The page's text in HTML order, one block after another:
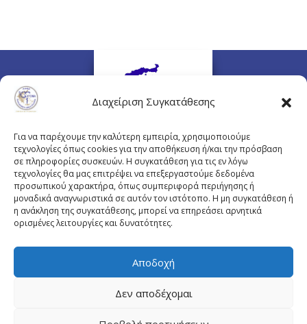
Διαχείριση Συγκατάθεσης
Για να παρέχουμε την καλύτερη εμπειρία, χρησιμοποιούμε
τεχνολογίες όπως cookies για την αποθήκευση ή/και την πρόσβαση
σε πληροφορίες συσκευών. Η συγκατάθεση για τις εν λόγω
τεχνολογίες θα μας επιτρέψει να επεξεργαστούμε δεδομένα
προσωπικού χαρακτήρα, όπως συμπεριφορά περιήγησης ή
μοναδικά αναγνωριστικά σε αυτόν τον ιστότοπο. Η μη συγκατάθεση ή
η ανάκληση της συγκατάθεσης, μπορεί να επηρεάσει αρνητικά
ορισμένες λειτουργίες και δυνατότητες.
Αποδοχή
Δεν αποδέχομαι
Πλουτάρχου 3, 10675 Αθήνα
Email επικοινωνίας:pisinfo@pis.gr